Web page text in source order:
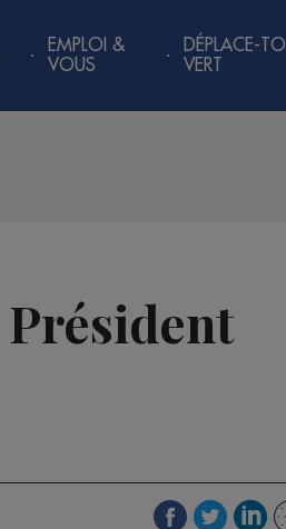
EMPLOI &
VOUS
DÉPLACE-TOI
VERT